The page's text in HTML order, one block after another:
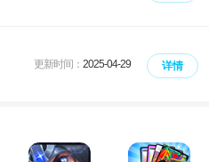
更新时间： 2025-04-29 详情